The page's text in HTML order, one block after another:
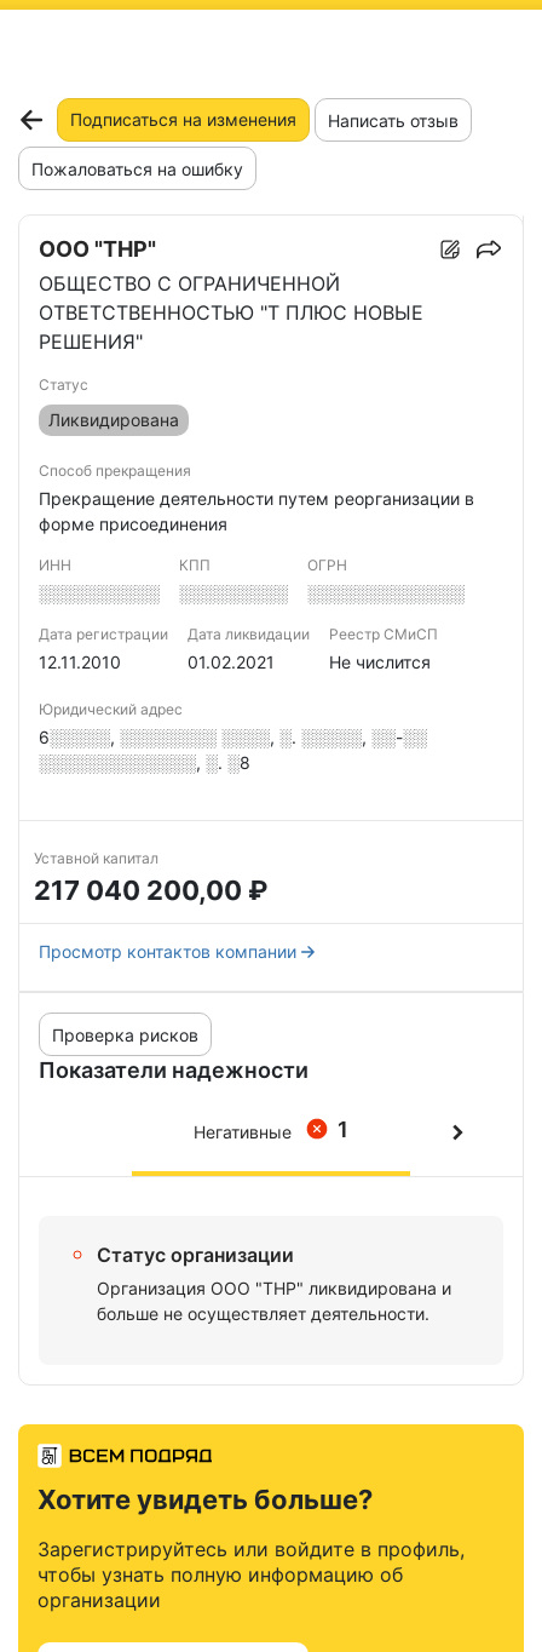
Подписаться на изменения Написать отзыв
Пожаловаться на ошибку
ООО "ТНР"
ОБЩЕСТВО С ОГРАНИЧЕННОЙ
ОТВЕТСТВЕННОСТЬЮ "Т ПЛЮС НОВЫЕ
РЕШЕНИЯ"
Статус
Ликвидирована
Способ прекращения
Прекращение деятельности путем реорганизации в
форме присоединения
ИНН
░░░░░░░░░░
КПП
░░░░░░░░░
ОГРН
░░░░░░░░░░░░░
Дата регистрации
12.11.2010
Дата ликвидации
01.02.2021
Реестр СМиСП
Не числится
Юридический адрес
6░░░░░, ░░░░░░░░ ░░░░, ░. ░░░░░, ░░-░░
░░░░░░░░░░░░░, ░. ░8
Уставной капитал
217 040 200,00 ₽
Просмотр контактов компании
Показатели надежности
Проверка рисков
1
Негативные
Статус организации
Организация ООО "ТНР" ликвидирована и
больше не осуществляет деятельности.
Хотите увидеть больше?
Зарегистрируйтесь или войдите в профиль,
чтобы узнать полную информацию об
организации